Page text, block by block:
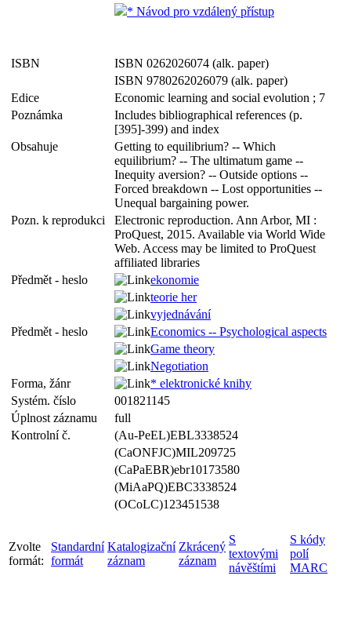
* Návod pro vzdálený přístup
ISBN
ISBN 0262026074 (alk. paper)
ISBN 9780262026079 (alk. paper)
Edice
Economic learning and social evolution ; 7
Poznámka
Includes bibliographical references (p.
[395]-399) and index
Obsahuje
Getting to equilibrium? -- Which
equilibrium? -- The ultimatum game --
Inequity aversion? -- Outside options --
Forced breakdown -- Lost opportunities --
Unequal bargaining power.
Pozn. k reprodukci
Electronic reproduction. Ann Arbor, MI :
ProQuest, 2015. Available via World Wide
Web. Access may be limited to ProQuest
affiliated libraries
Předmět - heslo
ekonomie
teorie her
vyjednávání
Předmět - heslo
Economics -- Psychological aspects
Game theory
Negotiation
Forma, žánr
* elektronické knihy
Systém. číslo
001821145
Úplnost záznamu
full
Kontrolní č.
(Au-PeEL)EBL3338524
(CaONFJC)MIL209725
(CaPaEBR)ebr10173580
(MiAaPQ)EBC3338524
(OCoLC)123451538
Zvolte
formát:
Standardní
formát
Katalogizační
záznam
Zkrácený
záznam
S
textovými
návěštími
S kódy
polí
MARC